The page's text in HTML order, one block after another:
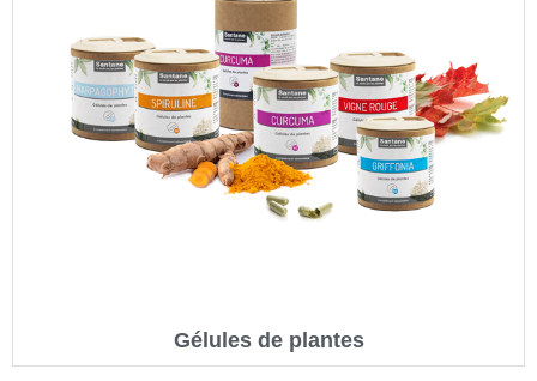
Gélules de plantes